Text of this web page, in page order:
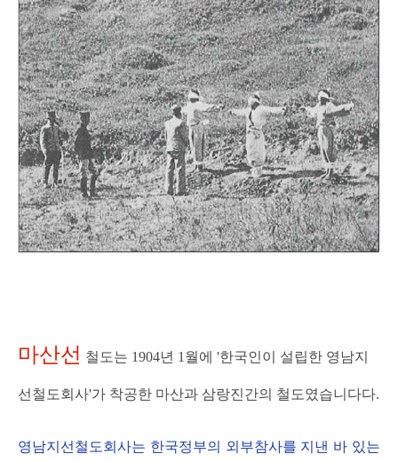
마산선 철도는 1904년 1월에 '한국인이 설립한 영남지
선철도회사'가 착공한 마산과 삼랑진간의 철도였습니다다.
영남지선철도회사는 한국정부의 외부참사를 지낸 바 있는